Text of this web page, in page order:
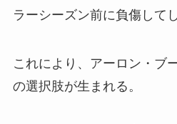
ラーシーズン前に負傷して
これにより、アーロン・ブ
の選択肢が生まれる。